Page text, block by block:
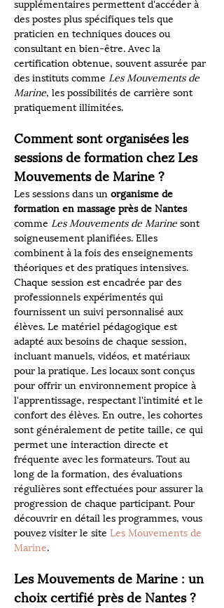
supplémentaires permettent d'accéder à
des postes plus spécifiques tels que
praticien en techniques douces ou
consultant en bien-être. Avec la
certification obtenue, souvent assurée par
des instituts comme Les Mouvements de
Marine, les possibilités de carrière sont
pratiquement illimitées.
Comment sont organisées les
sessions de formation chez Les
Mouvements de Marine ?
Les sessions dans un organisme de
formation en massage près de Nantes
comme Les Mouvements de Marine sont
soigneusement planifiées. Elles
combinent à la fois des enseignements
théoriques et des pratiques intensives.
Chaque session est encadrée par des
professionnels expérimentés qui
fournissent un suivi personnalisé aux
élèves. Le matériel pédagogique est
adapté aux besoins de chaque session,
incluant manuels, vidéos, et matériaux
pour la pratique. Les locaux sont conçus
pour offrir un environnement propice à
l'apprentissage, respectant l'intimité et le
confort des élèves. En outre, les cohortes
sont généralement de petite taille, ce qui
permet une interaction directe et
fréquente avec les formateurs. Tout au
long de la formation, des évaluations
régulières sont effectuées pour assurer la
progression de chaque participant. Pour
découvrir en détail les programmes, vous
pouvez visiter le site Les Mouvements de
Marine.
Les Mouvements de Marine : un
choix certifié près de Nantes ?